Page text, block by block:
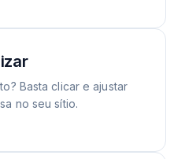
Basta clicar e ajustar
no seu sítio.